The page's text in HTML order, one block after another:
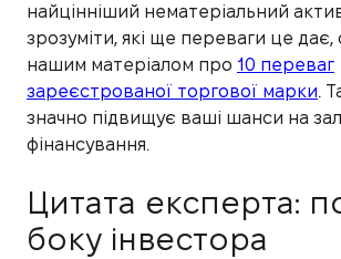
найцінніший нематеріальний
зрозуміти, які ще переваги це дає,
нашим матеріалом про 10 переваг
зареєстрованої торгової марки.
значно підвищує ваші шанси на
фінансування.
Цитата експерта:
боку інвестора